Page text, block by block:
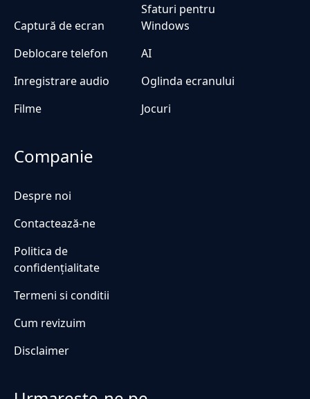
Captură de ecran
Sfaturi pentru
Windows
Deblocare telefon
AI
Inregistrare audio
Oglinda ecranului
Filme
Jocuri
Companie
Despre noi
Contactează-ne
Politica de
confidențialitate
Termeni si conditii
Cum revizuim
Disclaimer